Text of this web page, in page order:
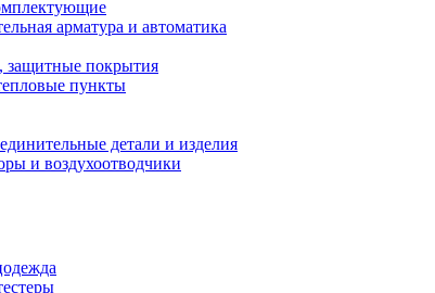
арматура и автоматика
защитные покрытия
пункты
детали и изделия
и воздухоотводчики